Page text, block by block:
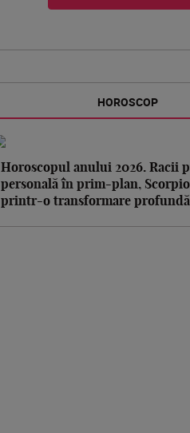
HOROSCOP
Horoscopul anului 2026. Racii
personală în prim-plan,
printr-o transformare profundă